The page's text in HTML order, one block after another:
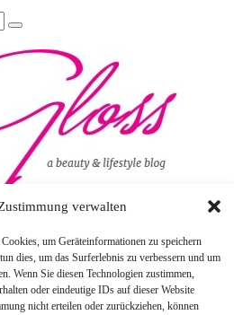
verwalten
um Geräteinformationen zu speichern
dies, um das Surferlebnis zu verbessern und um
Wenn Sie diesen Technologien zustimmen,
oder eindeutige IDs auf dieser Website
nicht erteilen oder zurückziehen, können